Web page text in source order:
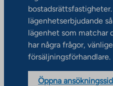
lägenhetserbjudande
lägenhet som matchar
har några frågor,
försäljningsförhandlare.
Öppna